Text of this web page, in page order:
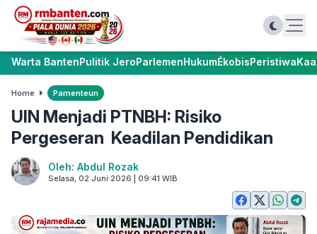
Warta BantenPulitik JeroParlemenHukumÉkobisPeristiwa
Home Pamenteun
UIN Menjadi PTNBH: Risiko
Pergeseran Keadilan Pendidikan
Oleh: Abdul Rozak
Selasa, 02 Juni 2026 | 09:41 WIB